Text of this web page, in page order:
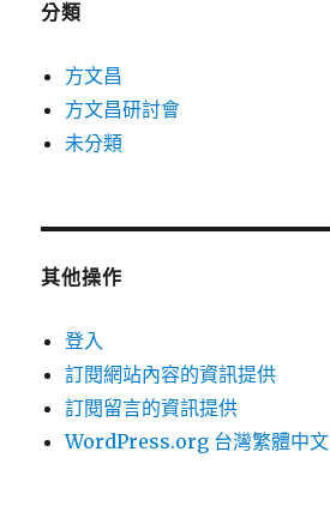
分類
方文昌
方文昌研討會
未分類
其他操作
登入
訂閱網站內容的資訊提供
訂閱留言的資訊提供
WordPress.org 台灣繁體中文